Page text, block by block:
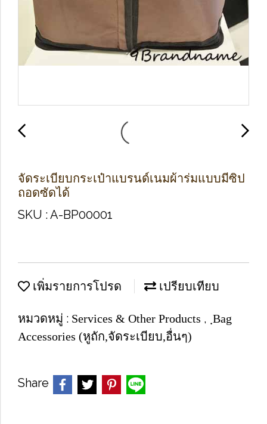
จัดระเบียบกระเป๋าแบรนด์เนมผ้าร่มแบบมีซิป
ถอดซัดได้
SKU : A-BP00001
เพิ่มรายการโปรด เปรียบเทียบ
หมวดหมู่ : Services & Other Products , ฺBag
Accessories (หูถัก,จัดระเบียบ,อื่นๆ)
Share